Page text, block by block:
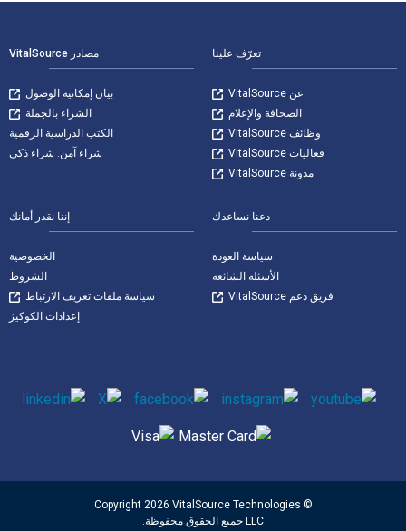
تعرّف علينا
عن VitalSource
الصحافة والإعلام
وظائف VitalSource
فعاليات VitalSource
مدونة VitalSource
مصادر VitalSource
بيان إمكانية الوصول
الشراء بالجملة
الكتب الدراسية الرقمية
شراء آمن. شراء ذكي
دعنا نساعدك
سياسة العودة
الأسئلة الشائعة
فريق دعم VitalSource
إننا نقدر أمانك
الخصوصية
الشروط
سياسة ملفات تعريف الارتباط
إعدادات الكوكيز
وسائل التواصل الاجتماعي
© Copyright 2026 VitalSource Technologies
LLC جميع الحقوق محفوظة.